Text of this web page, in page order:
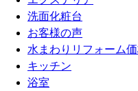
洗面化粧台
お客様の声
水まわりリフォーム
キッチン
浴室